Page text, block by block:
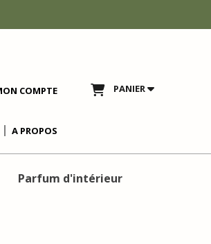
COMPTE
A PROPOS
PANIER
Parfum d'intérieur